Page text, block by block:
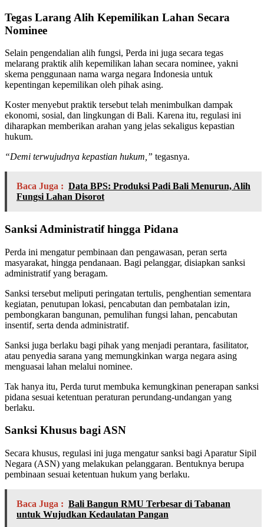
Tegas Larang Alih Kepemilikan Lahan Secara
Nominee
Selain pengendalian alih fungsi, Perda ini juga secara tegas
melarang praktik alih kepemilikan lahan secara nominee, yakni
skema penggunaan nama warga negara Indonesia untuk
kepentingan kepemilikan oleh pihak asing.
Koster menyebut praktik tersebut telah menimbulkan dampak
ekonomi, sosial, dan lingkungan di Bali. Karena itu, regulasi ini
diharapkan memberikan arahan yang jelas sekaligus kepastian
hukum.
“Demi terwujudnya kepastian hukum,” tegasnya.
Baca Juga : Data BPS: Produksi Padi Bali Menurun, Alih
Fungsi Lahan Disorot
Sanksi Administratif hingga Pidana
Perda ini mengatur pembinaan dan pengawasan, peran serta
masyarakat, hingga pendanaan. Bagi pelanggar, disiapkan sanksi
administratif yang beragam.
Sanksi tersebut meliputi peringatan tertulis, penghentian sementara
kegiatan, penutupan lokasi, pencabutan dan pembatalan izin,
pembongkaran bangunan, pemulihan fungsi lahan, pencabutan
insentif, serta denda administratif.
Sanksi juga berlaku bagi pihak yang menjadi perantara, fasilitator,
atau penyedia sarana yang memungkinkan warga negara asing
menguasai lahan melalui nominee.
Tak hanya itu, Perda turut membuka kemungkinan penerapan sanksi
pidana sesuai ketentuan peraturan perundang-undangan yang
berlaku.
Sanksi Khusus bagi ASN
Secara khusus, regulasi ini juga mengatur sanksi bagi Aparatur Sipil
Negara (ASN) yang melakukan pelanggaran. Bentuknya berupa
pembinaan sesuai ketentuan hukum yang berlaku.
Baca Juga : Bali Bangun RMU Terbesar di Tabanan
untuk Wujudkan Kedaulatan Pangan